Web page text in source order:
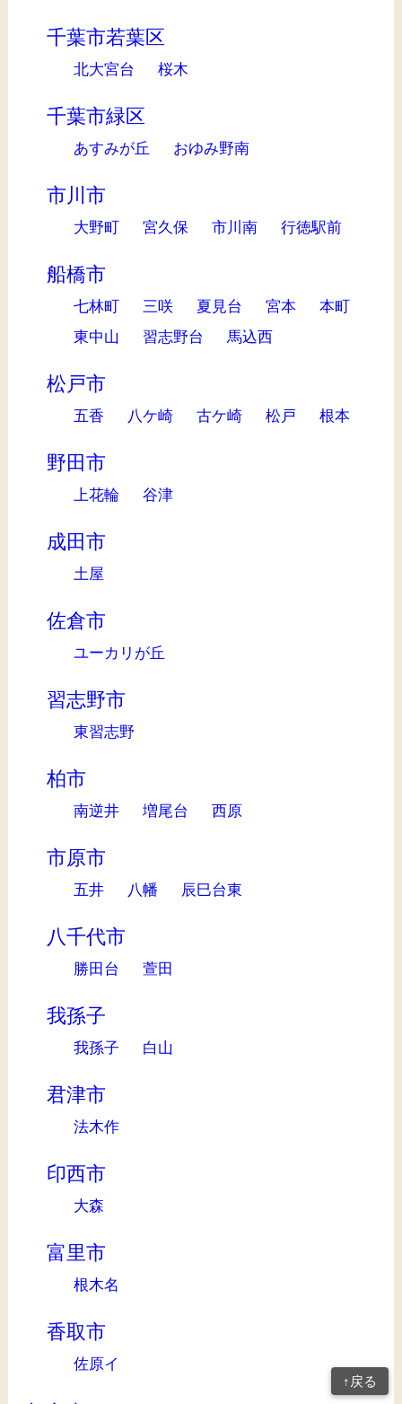
千葉市若葉区
北大宮台 桜木
千葉市緑区
あすみが丘 おゆみ野南
市川市
大野町 宮久保 市川南 行徳駅前
船橋市
七林町 三咲 夏見台 宮本
本町
東中山
習志野台 馬込西
松戸市
五香 八ケ崎 古ケ崎 松戸 根本
野田市
上花輪 谷津
成田市
土屋
佐倉市
ユーカリが丘
習志野市
東習志野
柏市
南逆井 増尾台 西原
市原市
五井 八幡 辰巳台東
八千代市
勝田台 萱田
我孫子
我孫子 白山
君津市
法木作
印西市
大森
富里市
根木名
香取市
佐原イ
↑戻る